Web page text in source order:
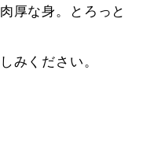
厚な身。とろっと
みください。